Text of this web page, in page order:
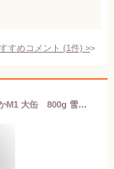
すめコメント (1件) >
ベビーミルク 粉ミルク ビーンスターク すこやかM1 大缶 800g 雪印ビーンスターク スコヤカM1 800G